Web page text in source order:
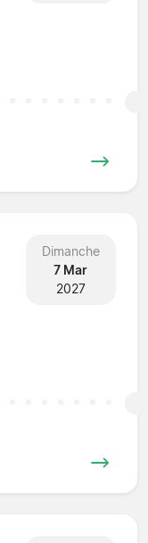
Dimanche
7 Mar
2027